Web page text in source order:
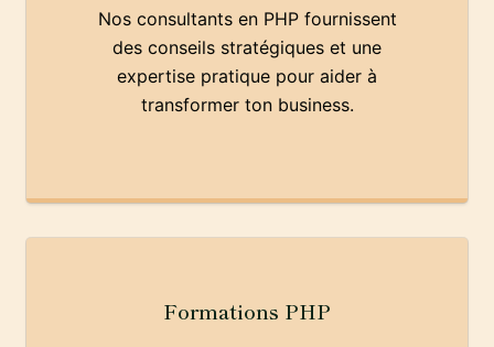
Nos consultants en PHP fournissent
des conseils stratégiques et une
expertise pratique pour aider à
transformer ton business.
Formations PHP